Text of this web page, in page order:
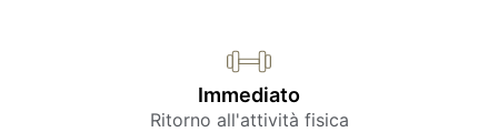
Immediato
Ritorno all'attività fisica